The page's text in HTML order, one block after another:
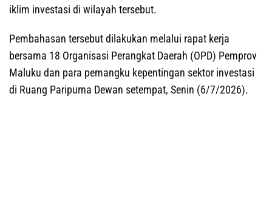
iklim investasi di wilayah tersebut.
Pembahasan tersebut dilakukan melalui rapat kerja
bersama 18 Organisasi Perangkat Daerah (OPD) Pemprov
Maluku dan para pemangku kepentingan sektor investasi
di Ruang Paripurna Dewan setempat, Senin (6/7/2026).